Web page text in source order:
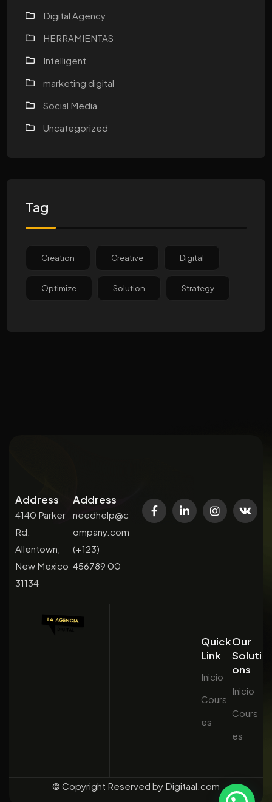
Digital Agency
HERRAMIENTAS
Intelligent
marketing digital
Social Media
Uncategorized
Tag
Creation Creative Digital
Optimize Solution Strategy
Address
4140 Parker
Rd.
Allentown,
New Mexico
31134
Address
needhelp@c
ompany.com
(+123)
456789 00
Quick
Link
Inicio
Cours
es
Our
Soluti
ons
Inicio
Cours
es
© Copyright Reserved by Digitaal.com